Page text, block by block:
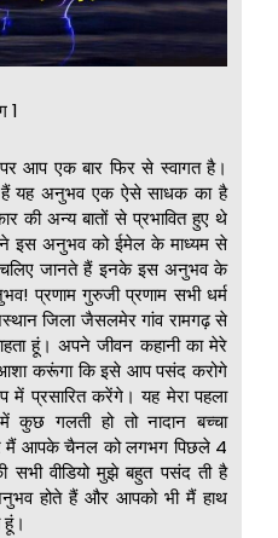
1
आप एक बार फिर से स्वागत है।
यह अनुभव एक ऐसे साधक का है
की अन्य बातों से प्रभावित हुए थे
इस अनुभव को ईमेल के माध्यम से
चलिए जानते हैं इनके इस अनुभव के
प्रणाम गुरुजी प्रणाम सभी धर्म
जिला जैसलमेर गांव रामगढ़ से
हूं। अपने जीवन कहानी का मेरे
करूंगा कि इसे आप पसंद करोगे
प्रसारित करेंगे। यह मेरा पहला
गलती हो तो नादान बच्चा
मैं आपके चैनल को लगभग पिछले 4
वीडियो मुझे बहुत पसंद ती है
होते हैं और आपको भी मैं हाथ